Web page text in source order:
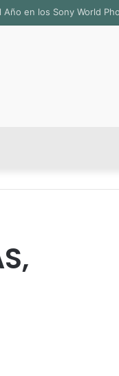
en la Fototeca de